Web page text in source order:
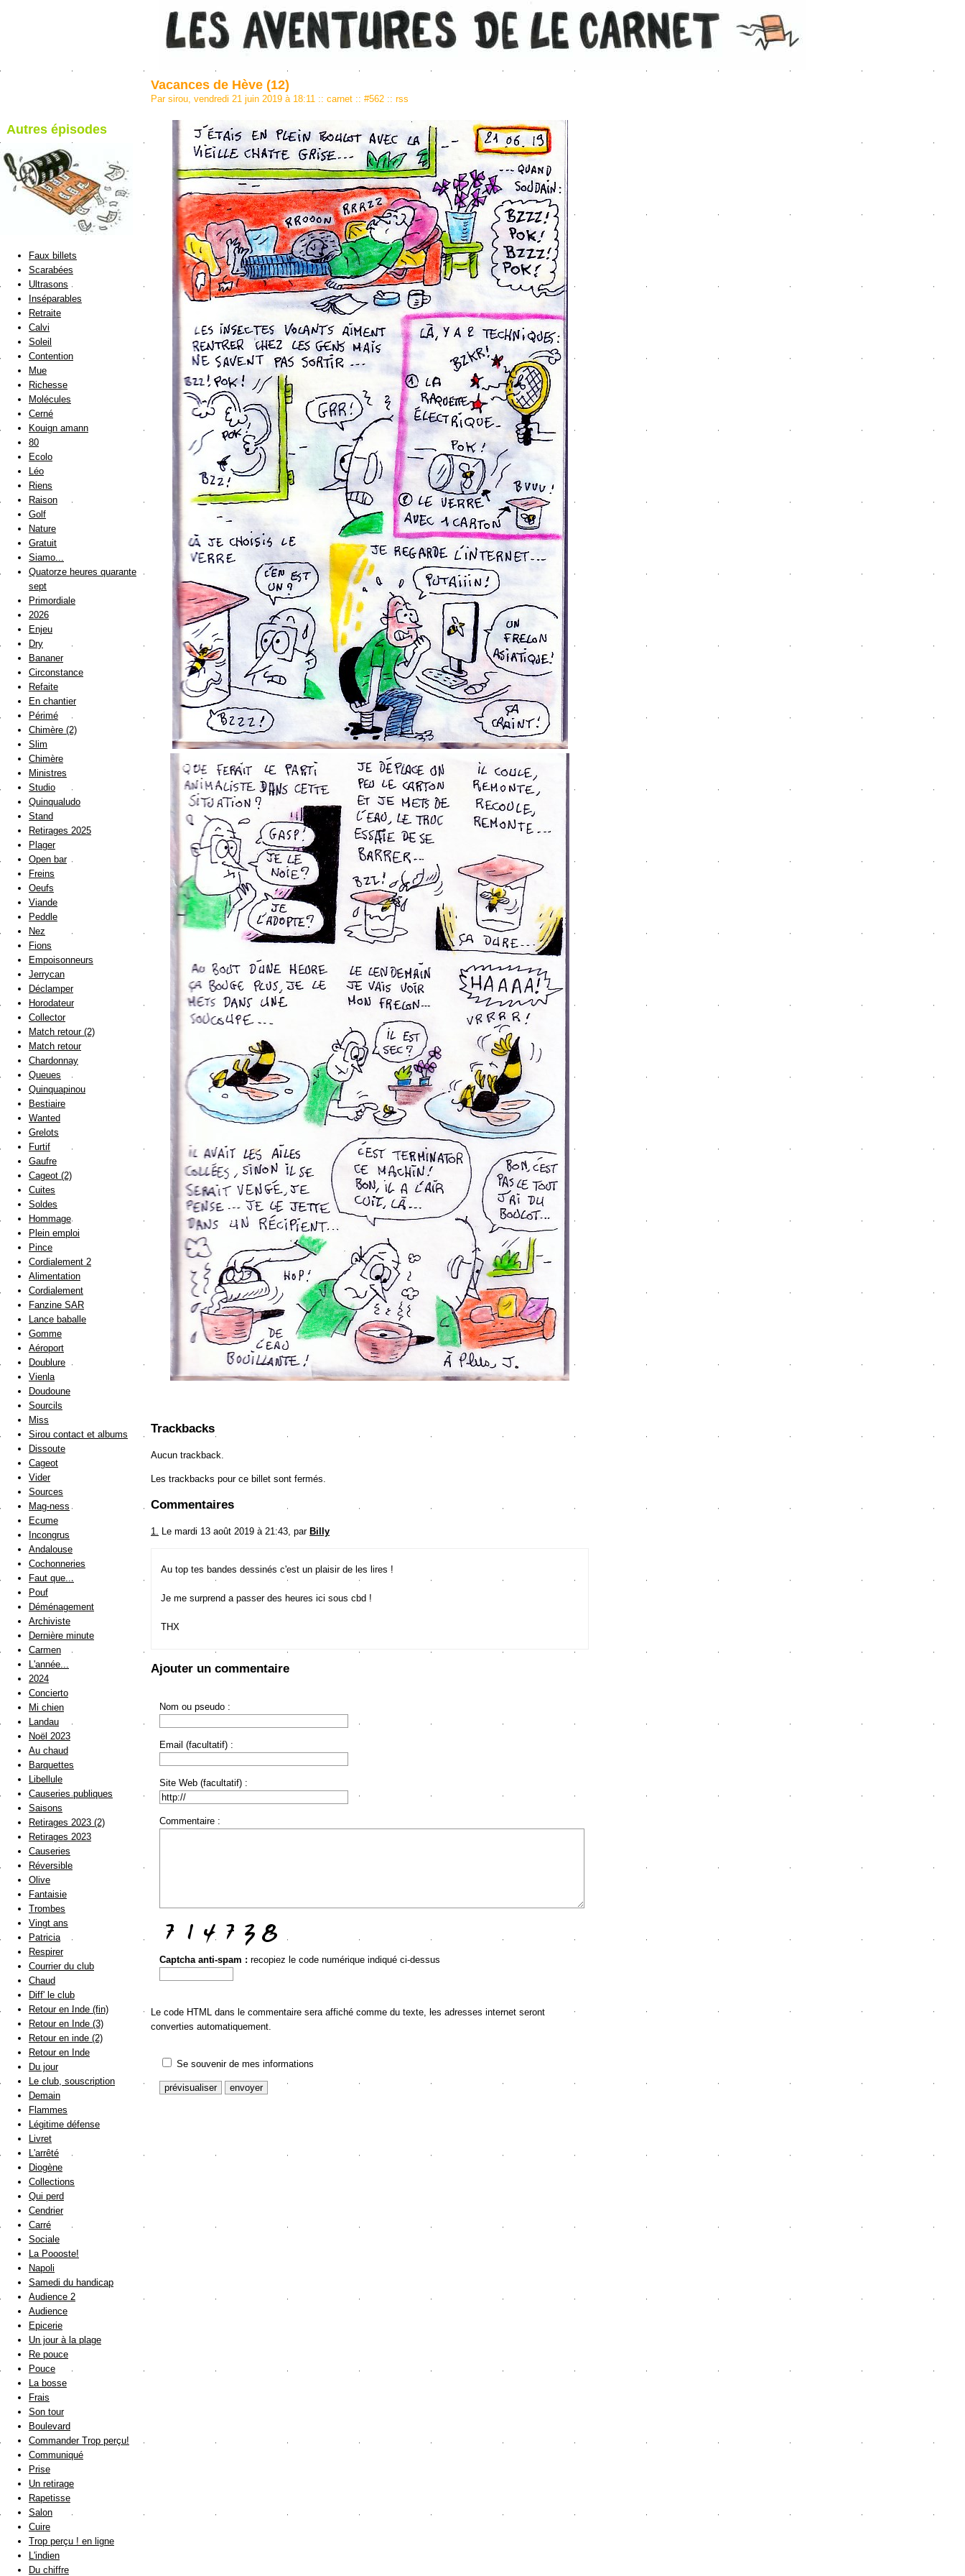
blog de Sirou
Vacances de Hève (12)
Par sirou, vendredi 21 juin 2019 à 18:11 :: carnet :: #562 :: rss
Trackbacks
Aucun trackback.
Les trackbacks pour ce billet sont fermés.
Commentaires
1. Le mardi 13 août 2019 à 21:43, par Billy
Au top tes bandes dessinés c'est un plaisir de les lires !
Je me surprend a passer des heures ici sous cbd !
THX
Ajouter un commentaire
Nom ou pseudo :
Email (facultatif) :
Site Web (facultatif) :
Commentaire :
Captcha anti-spam : recopiez le code numérique indiqué ci-dessus
Le code HTML dans le commentaire sera affiché comme du texte, les adresses internet seront
converties automatiquement.
Se souvenir de mes informations
Autres épisodes
Faux billets
Scarabées
Ultrasons
Inséparables
Retraite
Calvi
Soleil
Contention
Mue
Richesse
Molécules
Cerné
Kouign amann
80
Ecolo
Léo
Riens
Raison
Golf
Nature
Gratuit
Siamo...
Quatorze heures quarante
sept
Primordiale
2026
Enjeu
Dry
Bananer
Circonstance
Refaite
En chantier
Périmé
Chimère (2)
Slim
Chimère
Ministres
Studio
Quinqualudo
Stand
Retirages 2025
Plager
Open bar
Freins
Oeufs
Viande
Peddle
Nez
Fions
Empoisonneurs
Jerrycan
Déclamper
Horodateur
Collector
Match retour (2)
Match retour
Chardonnay
Queues
Quinquapinou
Bestiaire
Wanted
Grelots
Furtif
Gaufre
Cageot (2)
Cuites
Soldes
Hommage
Plein emploi
Pince
Cordialement 2
Alimentation
Cordialement
Fanzine SAR
Lance baballe
Gomme
Aéroport
Doublure
Vienla
Doudoune
Sourcils
Miss
Sirou contact et albums
Dissoute
Cageot
Vider
Sources
Mag-ness
Ecume
Incongrus
Andalouse
Cochonneries
Faut que...
Pouf
Déménagement
Archiviste
Dernière minute
Carmen
L'année...
2024
Concierto
Mi chien
Landau
Noël 2023
Au chaud
Barquettes
Libellule
Causeries publiques
Saisons
Retirages 2023 (2)
Retirages 2023
Causeries
Réversible
Olive
Fantaisie
Trombes
Vingt ans
Patricia
Respirer
Courrier du club
Chaud
Diff' le club
Retour en Inde (fin)
Retour en Inde (3)
Retour en inde (2)
Retour en Inde
Du jour
Le club, souscription
Demain
Flammes
Légitime défense
Livret
L'arrêté
Diogène
Collections
Qui perd
Cendrier
Carré
Sociale
La Poooste!
Napoli
Samedi du handicap
Audience 2
Audience
Epicerie
Un jour à la plage
Re pouce
Pouce
La bosse
Frais
Son tour
Boulevard
Commander Trop perçu!
Communiqué
Prise
Un retirage
Rapetisse
Salon
Cuire
Trop perçu ! en ligne
L'indien
Du chiffre